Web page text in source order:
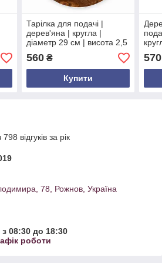
Тарілка для подачі |
дерев'яна | кругла |
діаметр 29 см | висота 2,5
см | дерево Горіх |
натуральний колір
560₴
Купити
см |
570
відгуків за рік
78, Рожнов, Україна
08:30 до 18:30
роботи